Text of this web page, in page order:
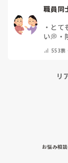
職員同
・ とて
い💭 ・
553票
リ
お悩み相